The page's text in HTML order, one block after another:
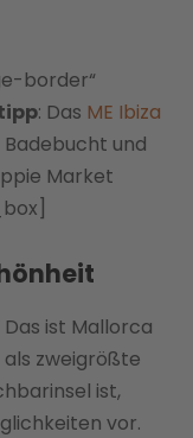
border“
: Das ME Ibiza
und
Market
Das ist Mallorca
zweigrößte
ist,
vor.